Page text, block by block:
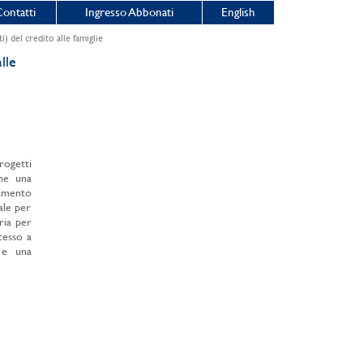
Ingresso Abbonati English
del credito alle famiglie
una
per
per
a
una